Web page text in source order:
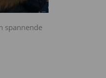
spannende